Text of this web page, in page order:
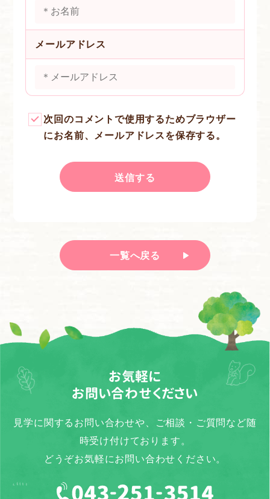
メールアドレス
次回のコメントで使用するためブラウザー
にお名前、メールアドレスを保存する。
一覧へ戻る
お気軽に
お問い合わせください
見学に関するお問い合わせや、ご相談・ご質問など随
時受け付けております。
どうぞお気軽にお問い合わせください。